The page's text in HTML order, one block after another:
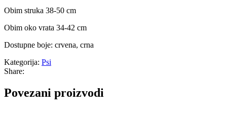
Obim struka 38-50 cm
Obim oko vrata 34-42 cm
Dostupne boje: crvena, crna
Kategorija: Psi
Share:
Povezani proizvodi